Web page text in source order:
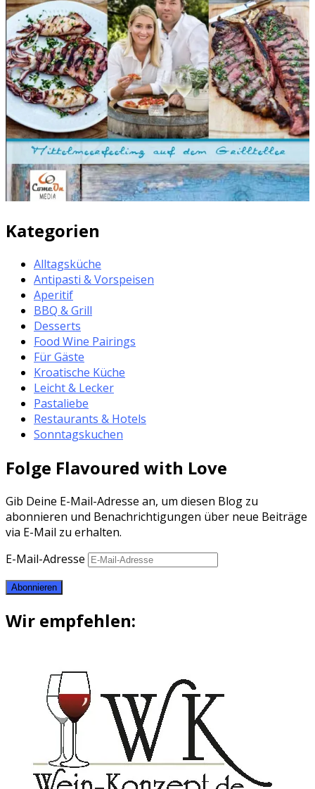
Kategorien
Alltagsküche
Antipasti & Vorspeisen
Aperitif
BBQ & Grill
Desserts
Food Wine Pairings
Für Gäste
Kroatische Küche
Leicht & Lecker
Pastaliebe
Restaurants & Hotels
Sonntagskuchen
Folge Flavoured with Love
Gib Deine E-Mail-Adresse an, um diesen Blog zu
abonnieren und Benachrichtigungen über neue Beiträge
via E-Mail zu erhalten.
E-Mail-Adresse
Abonnieren
Wir empfehlen: